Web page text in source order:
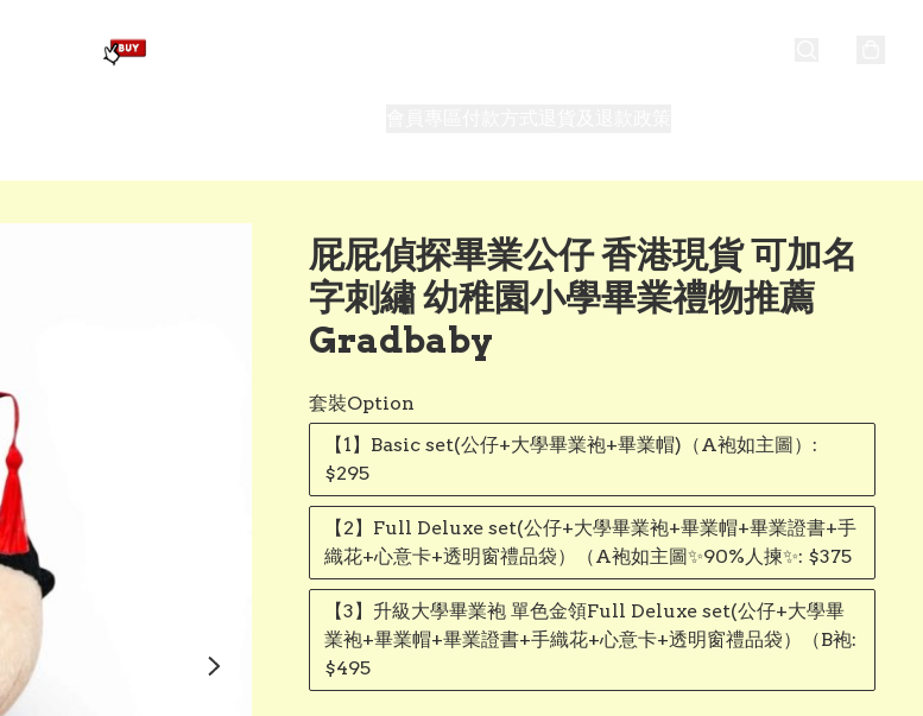
屁屁偵探畢業公仔 香港現貨 可加名
字刺繡 幼稚園小學畢業禮物推薦
Gradbaby
套裝Option
【1】Basic set(公仔+大學畢業袍+畢業帽)（A袍如主圖）:
$295
【2】Full Deluxe set(公仔+大學畢業袍+畢業帽+畢業證書+手
織花+心意卡+透明窗禮品袋）（A袍如主圖✨90%人揀✨: $375
【3】升級大學畢業袍 單色金領Full Deluxe set(公仔+大學畢
業袍+畢業帽+畢業證書+手織花+心意卡+透明窗禮品袋）（B袍:
$495